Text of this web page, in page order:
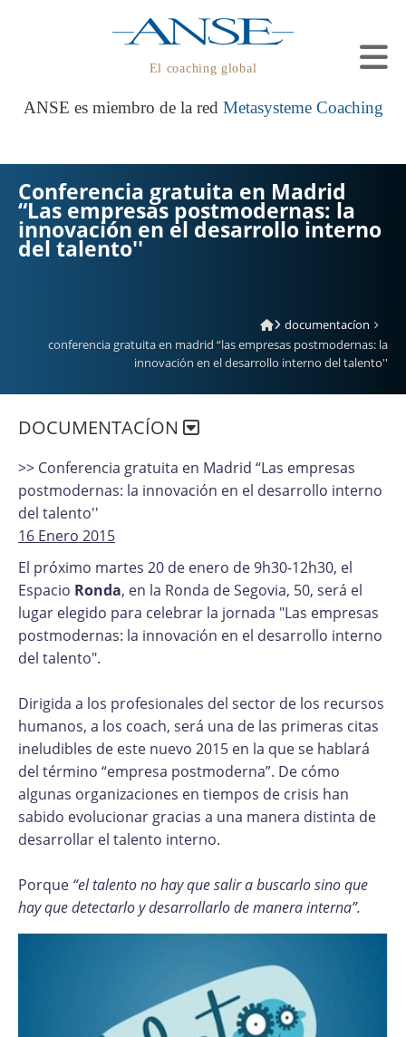
El coaching global
ANSE es miembro de la red Metasysteme Coaching
Conferencia gratuita en Madrid
“Las empresas postmodernas: la
innovación en el desarrollo interno
del talento''
documentacíon
conferencia gratuita en madrid “las empresas postmodernas: la
innovación en el desarrollo interno del talento''
DOCUMENTACÍON
>> Conferencia gratuita en Madrid “Las empresas
postmodernas: la innovación en el desarrollo interno
del talento''
16 Enero 2015
El próximo martes 20 de enero de 9h30-12h30, el
Espacio Ronda, en la Ronda de Segovia, 50, será el
lugar elegido para celebrar la jornada "Las empresas
postmodernas: la innovación en el desarrollo interno
del talento".
Dirigida a los profesionales del sector de los recursos
humanos, a los coach, será una de las primeras citas
ineludibles de este nuevo 2015 en la que se hablará
del término “empresa postmoderna”. De cómo
algunas organizaciones en tiempos de crisis han
sabido evolucionar gracias a una manera distinta de
desarrollar el talento interno.
Porque “el talento no hay que salir a buscarlo sino que
hay que detectarlo y desarrollarlo de manera interna”.